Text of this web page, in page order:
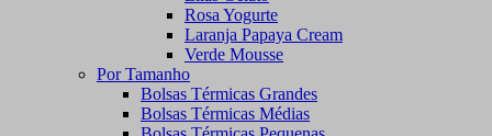
Rosa Yogurte
Laranja Papaya Cream
Verde Mousse
Por Tamanho
Bolsas Térmicas Grandes
Bolsas Térmicas Médias